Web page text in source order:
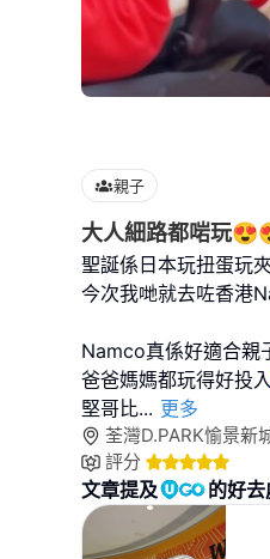
親子
大人細路都啱玩
聖誕係日本玩扭蛋玩
今次我哋就去咗香港
Namco真係好適合親
爸爸媽媽都玩得好投
堅哥比... 更多
荃灣D.PARK愉景新
評分
文章提及 的好去